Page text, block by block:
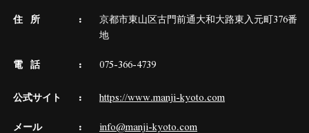
住 所
京都市東山区古門前通大和大路東入元町376番
地
電 話 075-366-4739
公式サイト https://www.manji-kyoto.com
メール info@manji-kyoto.com